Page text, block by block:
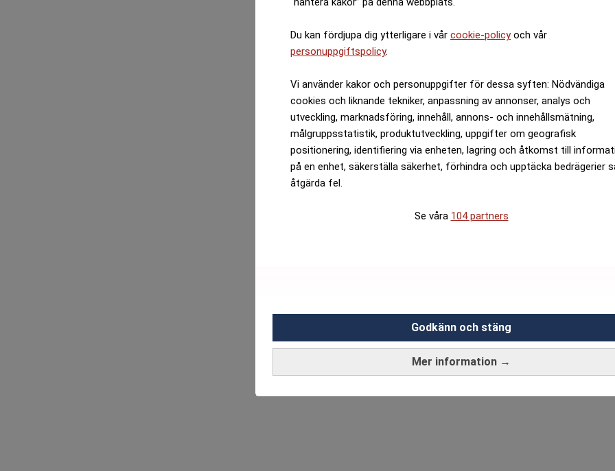
Du kan fördjupa dig ytterligare i vår cookie-policyoch vår
personuppgiftspolicy.
Vi använder kakor och personuppgifter för dessa syften: Nödvändiga
cookies och liknande tekniker, anpassning av annonser, analys och
utveckling, marknadsföring, innehåll, annons- och innehållsmätning,
målgruppsstatistik, produktutveckling, uppgifter om geografisk
positionering, identifiering via enheten, lagring och åtkomst till
på en enhet, säkerställa säkerhet, förhindra och upptäcka bedrägerier
åtgärda fel.
Se våra 104 partners
Mer information →
Godkänn och stäng